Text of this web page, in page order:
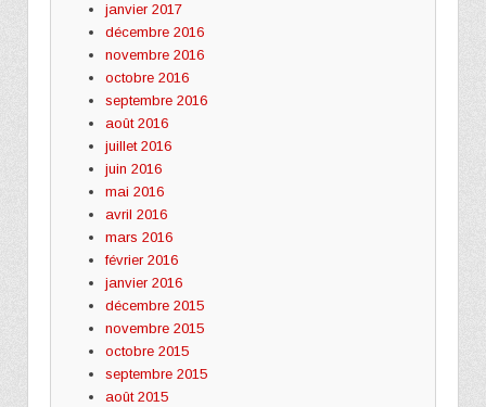
janvier 2017
décembre 2016
novembre 2016
octobre 2016
septembre 2016
août 2016
juillet 2016
juin 2016
mai 2016
avril 2016
mars 2016
février 2016
janvier 2016
décembre 2015
novembre 2015
octobre 2015
septembre 2015
août 2015